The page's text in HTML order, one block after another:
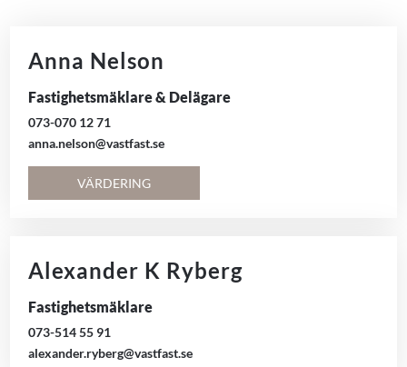
Anna Nelson
Fastighetsmäklare & Delägare
073-070 12 71
anna.nelson@vastfast.se
VÄRDERING
Alexander K Ryberg
Fastighetsmäklare
073-514 55 91
alexander.ryberg@vastfast.se